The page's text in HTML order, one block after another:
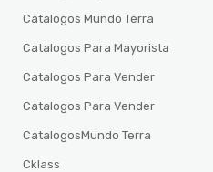
Catalogos Mundo Terra
Catalogos Para Mayorista
Catalogos Para Vender
Catalogos Para Vender
CatalogosMundo Terra
Cklass